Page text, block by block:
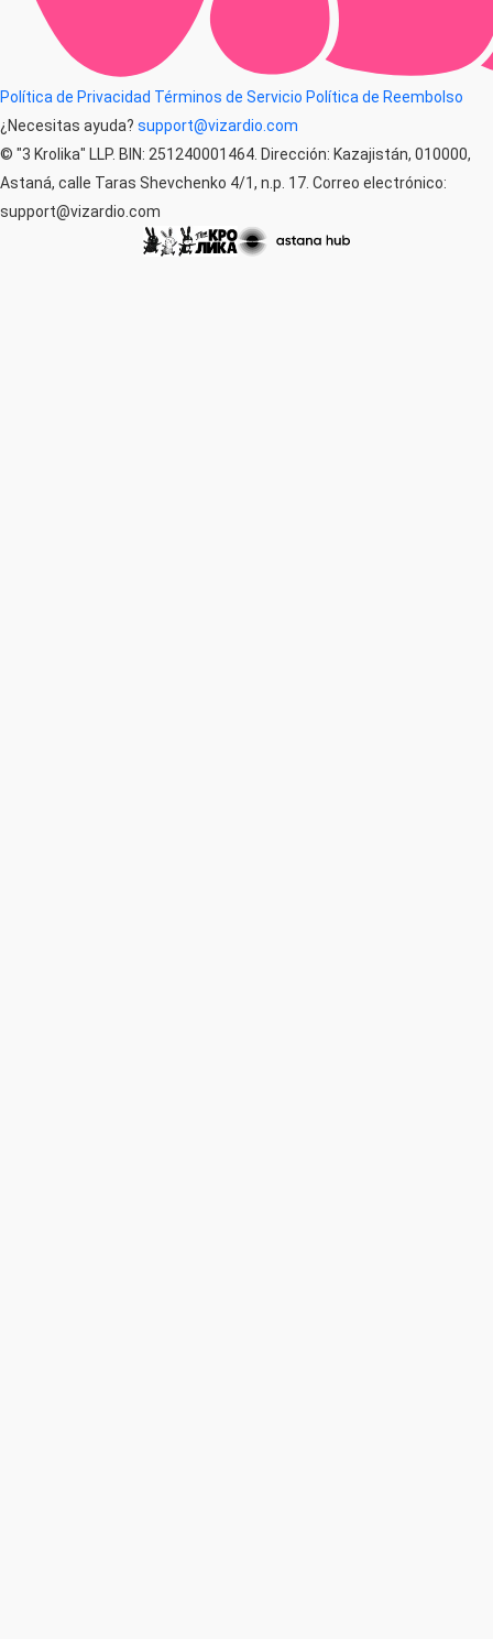
Política de Privacidad Términos de Servicio Política de Reembolso
¿Necesitas ayuda? support@vizardio.com
© "3 Krolika" LLP. BIN: 251240001464. Dirección: Kazajistán, 010000,
Astaná, calle Taras Shevchenko 4/1, n.p. 17. Correo electrónico:
support@vizardio.com